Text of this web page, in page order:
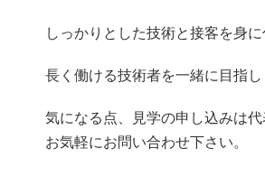
しっかりとした技術と接客を身
長く働ける技術者を一緒に目指し
気になる点、見学の申し込みは
お気軽にお問い合わせ下さい。